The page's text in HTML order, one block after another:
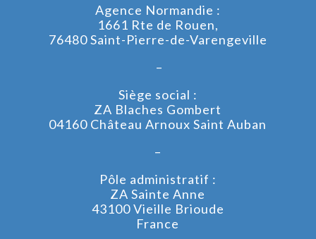
Agence Normandie :
1661 Rte de Rouen,
76480 Saint-Pierre-de-Varengeville
–
Siège social :
ZA Blaches Gombert
04160 Château Arnoux Saint Auban
–
Pôle administratif :
ZA Sainte Anne
43100 Vieille Brioude
France